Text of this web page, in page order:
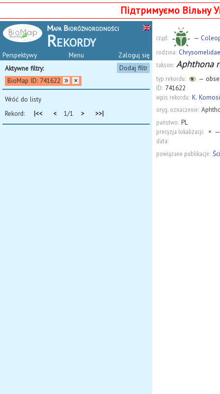
Підтримуємо Вільну
Mapa Bioróżnorodności
Rekordy
Perspektywy Zaloguj się
Menu
Aktywne filtry:
Dodaj filtr
BioMap ID: 741622
Wróć do listy
Rekord:
|<< < 1/1 > >>|
rząd: —
rodzina: Chrysomelidae
takson: Aphthona
typ rekordu:
—
ID: 741622
wpis rekordu: K.
oryg. oznaczenie:
państwo: PL
precyzja lokalizacji: ×
data:
powiązane publikacje: